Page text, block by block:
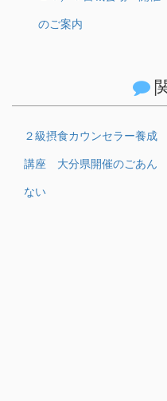
のご案内
２級摂食カウンセラー養成
講座 大分県開催のごあん
ない